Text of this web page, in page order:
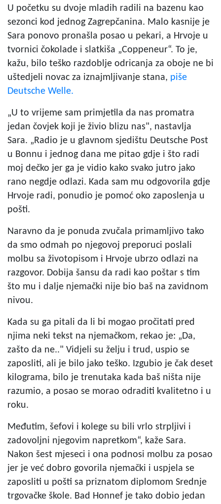
U početku su dvoje mladih radili na bazenu kao
sezonci kod jednog Zagrepčanina. Malo kasnije je
Sara ponovo pronašla posao u pekari, a Hrvoje u
tvornici čokolade i slatkiša „Coppeneur“. To je,
kažu, bilo teško razdoblje odricanja za oboje ne bi
uštedjeli novac za iznajmljivanje stana, piše
Deutsche Welle.
„U to vrijeme sam primjetila da nas promatra
jedan čovjek koji je živio blizu nas", nastavlja
Sara. „Radio je u glavnom sjedištu Deutsche Post
u Bonnu i jednog dana me pitao gdje i što radi
moj dečko jer ga je vidio kako svako jutro jako
rano negdje odlazi. Kada sam mu odgovorila gdje
Hrvoje radi, ponudio je pomoć oko zaposlenja u
pošti.
Naravno da je ponuda zvučala primamljivo tako
da smo odmah po njegovoj preporuci poslali
molbu sa životopisom i Hrvoje ubrzo odlazi na
razgovor. Dobija šansu da radi kao poštar s tim
što mu i dalje njemački nije bio baš na zavidnom
nivou.
Kada su ga pitali da li bi mogao pročitati pred
njima neki tekst na njemačkom, rekao je: „Da,
zašto da ne.." Vidjeli su želju i trud, uspio se
zaposliti, ali je bilo jako teško. Izgubio je čak deset
kilograma, bilo je trenutaka kada baš ništa nije
razumio, a posao se morao odraditi kvalitetno i u
roku.
Međutim, šefovi i kolege su bili vrlo strpljivi i
zadovoljni njegovim napretkom“, kaže Sara.
Nakon šest mjeseci i ona podnosi molbu za posao
jer je već dobro govorila njemački i uspjela se
zaposliti u pošti sa priznatom diplomom Srednje
trgovačke škole. Bad Honnef je tako dobio jedan